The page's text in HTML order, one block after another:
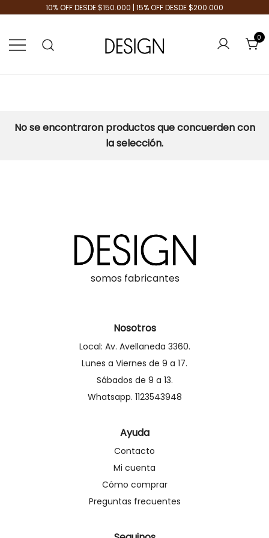
10% OFF DESDE $150.000 | 15% OFF DESDE $200.000
0
No se encontraron productos que concuerden con
la selección.
somos fabricantes
Nosotros
Local: Av. Avellaneda 3360.
Lunes a Viernes de 9 a 17.
Sábados de 9 a 13.
Whatsapp. 1123543948
Ayuda
Contacto
Mi cuenta
Cómo comprar
Preguntas frecuentes